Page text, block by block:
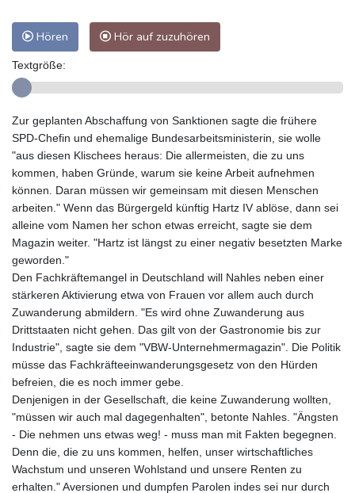
Hören Hör auf zuzuhören
Textgröße:
Zur geplanten Abschaffung von Sanktionen sagte die frühere
SPD-Chefin und ehemalige Bundesarbeitsministerin, sie wolle
"aus diesen Klischees heraus: Die allermeisten, die zu uns
kommen, haben Gründe, warum sie keine Arbeit aufnehmen
können. Daran müssen wir gemeinsam mit diesen Menschen
arbeiten." Wenn das Bürgergeld künftig Hartz IV ablöse, dann sei
alleine vom Namen her schon etwas erreicht, sagte sie dem
Magazin weiter. "Hartz ist längst zu einer negativ besetzten Marke
geworden."
Den Fachkräftemangel in Deutschland will Nahles neben einer
stärkeren Aktivierung etwa von Frauen vor allem auch durch
Zuwanderung abmildern. "Es wird ohne Zuwanderung aus
Drittstaaten nicht gehen. Das gilt von der Gastronomie bis zur
Industrie", sagte sie dem "VBW-Unternehmermagazin". Die Politik
müsse das Fachkräfteeinwanderungsgesetz von den Hürden
befreien, die es noch immer gebe.
Denjenigen in der Gesellschaft, die keine Zuwanderung wollten,
"müssen wir auch mal dagegenhalten", betonte Nahles. "Ängsten
- Die nehmen uns etwas weg! - muss man mit Fakten begegnen.
Denn die, die zu uns kommen, helfen, unser wirtschaftliches
Wachstum und unseren Wohlstand und unsere Renten zu
erhalten." Aversionen und dumpfen Parolen indes sei nur durch